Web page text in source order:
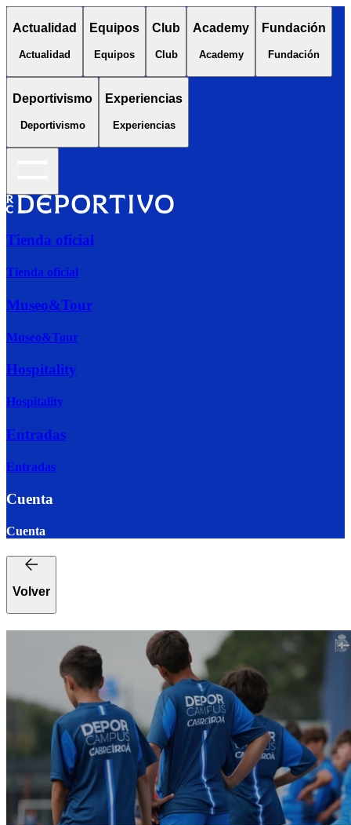
Actualidad
Actualidad
Equipos
Equipos
Club
Club
Academy
Academy
Fundación
Fundación
Deportivismo
Deportivismo
Experiencias
Experiencias
Tienda oficial
Tienda oficial
Museo&Tour
Museo&Tour
Hospitality
Hospitality
Entradas
Entradas
Cuenta
Cuenta
Volver